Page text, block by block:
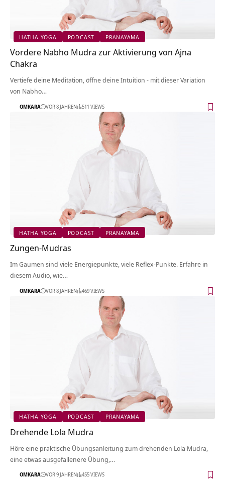
HATHA YOGA PODCAST PRANAYAMA
Vordere Nabho Mudra zur Aktivierung von Ajna
Chakra
Vertiefe deine Meditation, öffne deine Intuition - mit dieser Variation
von Nabho…
OMKARA VOR 8 JAHREN 511 VIEWS
HATHA YOGA PODCAST PRANAYAMA
Zungen-Mudras
Im Gaumen sind viele Energiepunkte, viele Reflex-Punkte. Erfahre in
diesem Audio, wie…
OMKARA VOR 8 JAHREN 469 VIEWS
HATHA YOGA PODCAST PRANAYAMA
Drehende Lola Mudra
Höre eine praktische Übungsanleitung zum drehenden Lola Mudra,
eine etwas ausgefallenere Übung,…
OMKARA VOR 9 JAHREN 455 VIEWS